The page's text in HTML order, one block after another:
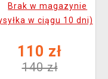
Games 990)
Brak w magazynie
w ciągu 10 dni)
110 zł
140 zł